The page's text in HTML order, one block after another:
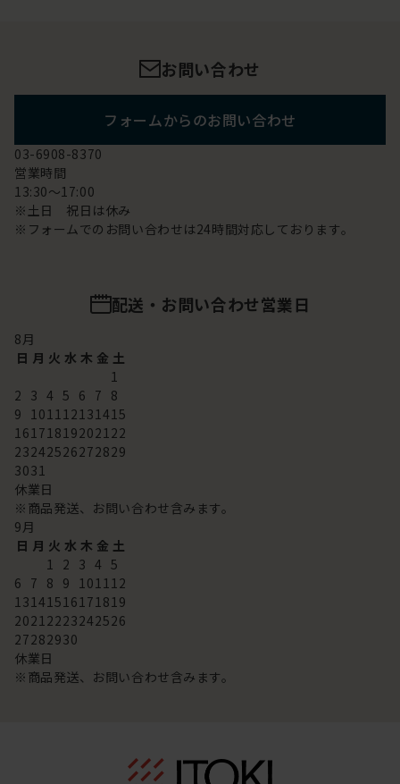
お問い合わせ
フォームからのお問い合わせ
03-6908-8370
営業時間
13:30～17:00
※土日 祝日は休み
※フォームでのお問い合わせは24時間対応しております。
配送・お問い合わせ営業日
8 月
日 月 火 水 木 金 土
1
2 3 4 5 6 7 8
9
10 11 12 13 14 15
16 17 18 192021 22
23242526272829
3031
休業日
※商品発送、お問い合わせ含みます。
9 月
日 月 火 水 木 金 土
1
2 3 4 5
6 7 8 9 10 11 12
13 14 15 16 17 18 19
2021 2223242526
27282930
休業日
※商品発送、お問い合わせ含みます。